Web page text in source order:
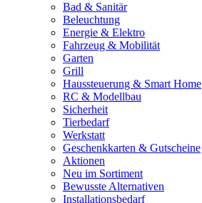
Bad & Sanitär
Beleuchtung
Energie & Elektro
Fahrzeug & Mobilität
Garten
Grill
Haussteuerung & Smart Home
RC & Modellbau
Sicherheit
Tierbedarf
Werkstatt
Geschenkkarten & Gutscheine
Aktionen
Neu im Sortiment
Bewusste Alternativen
Installationsbedarf